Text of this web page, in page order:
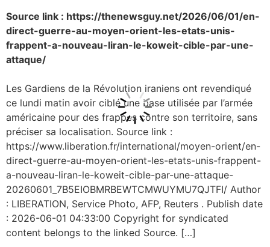
Source link : https://thenewsguy.net/2026/06/01/en-
direct-guerre-au-moyen-orient-les-etats-unis-
frappent-a-nouveau-liran-le-koweit-cible-par-une-
attaque/
Les Gardiens de la Révolution iraniens ont revendiqué
ce lundi matin avoir ciblé une base utilisée par l’armée
américaine pour des frappes contre son territoire, sans
préciser sa localisation. Source link :
https://www.liberation.fr/international/moyen-orient/en-
direct-guerre-au-moyen-orient-les-etats-unis-frappent-
a-nouveau-liran-le-koweit-cible-par-une-attaque-
20260601_7B5EIOBMRBEWTCMWUYMU7QJTFI/ Author
: LIBERATION, Service Photo, AFP, Reuters . Publish date
: 2026-06-01 04:33:00 Copyright for syndicated
content belongs to the linked Source. […]